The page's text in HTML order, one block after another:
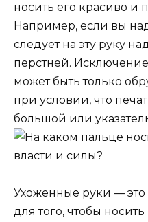
носить его красиво и
Например, если вы
следует на эту руку
перстней.
может быть только
при условии, что
большой или
Ухоженные руки — это
для того, чтобы